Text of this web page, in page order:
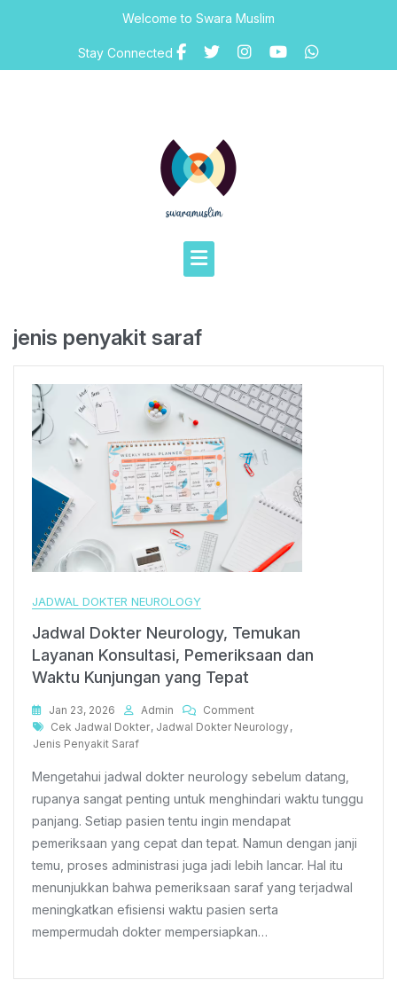
Welcome to Swara Muslim
Stay Connected
jenis penyakit saraf
JADWAL DOKTER NEUROLOGY
Jadwal Dokter Neurology, Temukan
Layanan Konsultasi, Pemeriksaan dan
Waktu Kunjungan yang Tepat
Jan 23, 2026 Admin CommentOn
Jadwal
Temukan
Layanan
Pemeriksaan
Dan
Waktu
Yang
Tepat
Tags
Cek Jadwal Dokter, Jadwal Dokter Neurology,
Jenis Penyakit Saraf
Mengetahui jadwal dokter neurology sebelum datang,
rupanya sangat penting untuk menghindari waktu tunggu
panjang. Setiap pasien tentu ingin mendapat
pemeriksaan yang cepat dan tepat. Namun dengan janji
temu, proses administrasi juga jadi lebih lancar. Hal itu
menunjukkan bahwa pemeriksaan saraf yang terjadwal
meningkatkan efisiensi waktu pasien serta
mempermudah dokter mempersiapkan…